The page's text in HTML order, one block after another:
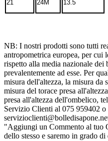
21 24M 13.5
NB: I nostri prodotti sono tutti
antropometrica europea, per cui
rispetto alla media nazionale
prevalentemente ad esse. Per
misura dell'altezza, la misura da
misura del torace presa
presa all'altezza dell'ombelico,
Servizio Clienti al 075 959402 o
"Aggiungi un Commento al tuo
dello stesso e saremo in grado